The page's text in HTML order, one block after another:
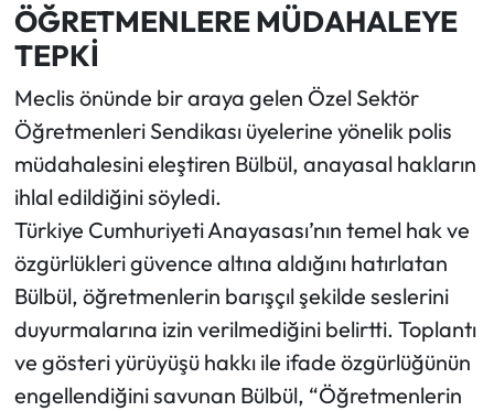
ÖĞRETMENLERE MÜDAHALEYE
TEPKİ
Meclis önünde bir araya gelen Özel Sektör
Öğretmenleri Sendikası üyelerine yönelik polis
müdahalesini eleştiren Bülbül, anayasal hakların
ihlal edildiğini söyledi.
Türkiye Cumhuriyeti Anayasası’nın temel hak ve
özgürlükleri güvence altına aldığını hatırlatan
Bülbül, öğretmenlerin barışçıl şekilde seslerini
duyurmalarına izin verilmediğini belirtti. Toplantı
ve gösteri yürüyüşü hakkı ile ifade özgürlüğünün
engellendiğini savunan Bülbül, “Öğretmenlerin